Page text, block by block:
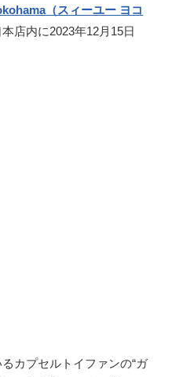
（スィーユー ヨコ
店内に2023年12月15日
カプセルトイファンの“ガ